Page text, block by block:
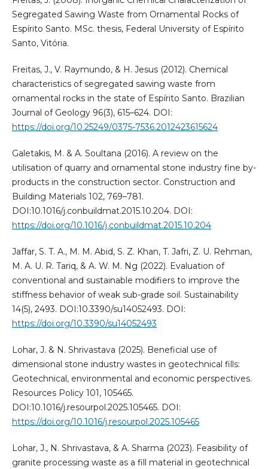
Segregated Sawing Waste from Ornamental Rocks of
Espírito Santo. MSc. thesis, Federal University of Espírito
Santo, Vitória.
Freitas, J., V. Raymundo, & H. Jesus (2012). Chemical
characteristics of segregated sawing waste from
ornamental rocks in the state of Espírito Santo. Brazilian
Journal of Geology 96(3), 615–624. DOI:
https://doi.org/10.25249/0375-7536.2012423615624
Galetakis, M. & A. Soultana (2016). A review on the
utilisation of quarry and ornamental stone industry fine by-
products in the construction sector. Construction and
Building Materials 102, 769–781.
DOI:10.1016/j.conbuildmat.2015.10.204. DOI:
https://doi.org/10.1016/j.conbuildmat.2015.10.204
Jaffar, S. T. A., M. M. Abid, S. Z. Khan, T. Jafri, Z. U. Rehman,
M. A. U. R. Tariq, & A. W. M. Ng (2022). Evaluation of
conventional and sustainable modifiers to improve the
stiffness behavior of weak sub-grade soil. Sustainability
14(5), 2493. DOI:10.3390/su14052493. DOI:
https://doi.org/10.3390/su14052493
Lohar, J. & N. Shrivastava (2025). Beneficial use of
dimensional stone industry wastes in geotechnical fills:
Geotechnical, environmental and economic perspectives.
Resources Policy 101, 105465.
DOI:10.1016/j.resourpol.2025.105465. DOI:
https://doi.org/10.1016/j.resourpol.2025.105465
Lohar, J., N. Shrivastava, & A. Sharma (2023). Feasibility of
granite processing waste as a fill material in geotechnical